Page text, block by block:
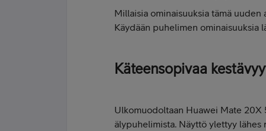
Millaisia ominaisuuksia tämä
Käydään puhelimen ominaisuuksia
Käteensopivaa
Ulkomuodoltaan Huawei Mate 20X
älypuhelimista. Näyttö ylettyy lähes